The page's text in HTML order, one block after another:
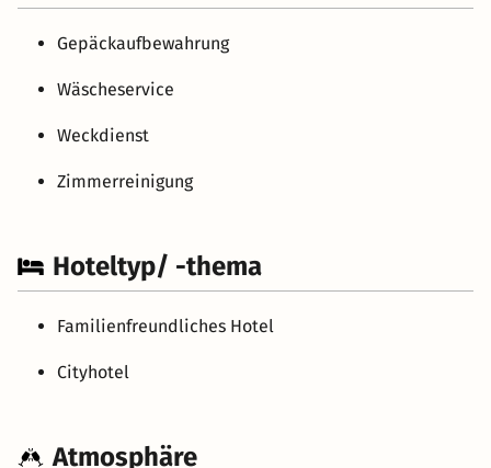
Gepäckaufbewahrung
Wäscheservice
Weckdienst
Zimmerreinigung
Hoteltyp/ -thema
Familienfreundliches Hotel
Cityhotel
Atmosphäre